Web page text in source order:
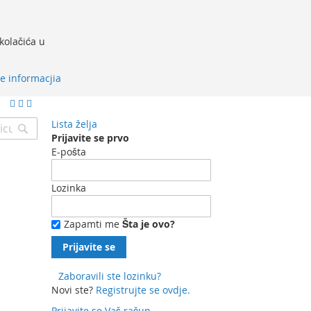
u
informacjia
PretragaLista želja
Prijavite se prvo
E-pošta
Lozinka
Zapamti me Šta je ovo?
Prijavite se
Zaboravili ste lozinku?
Novi ste? Registrujte se ovdje.